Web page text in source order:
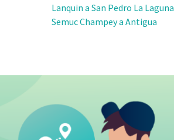
Lanquin a San Pedro La Laguna
Semuc Champey a Antigua